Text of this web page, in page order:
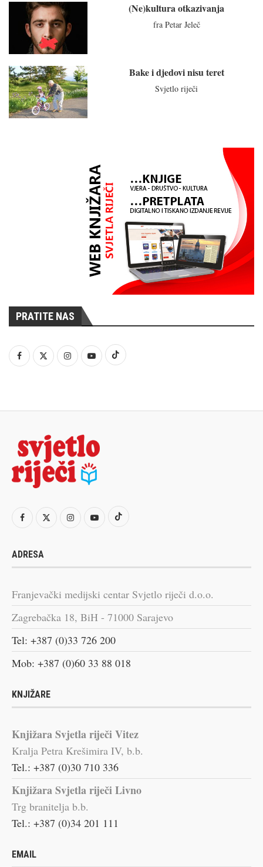
(Ne)kultura otkazivanja
fra Petar Jeleč
Bake i djedovi nisu teret
Svjetlo riječi
PRATITE NAS
ADRESA
Franjevački medijski centar Svjetlo riječi d.o.o.
Zagrebačka 18, BiH - 71000 Sarajevo
Tel: +387 (0)33 726 200
Mob: +387 (0)60 33 88 018
KNJIŽARE
Knjižara Svjetla riječi Vitez
Kralja Petra Krešimira IV, b.b.
Tel.: +387 (0)30 710 336
Knjižara Svjetla riječi Livno
Trg branitelja b.b.
Tel.: +387 (0)34 201 111
EMAIL